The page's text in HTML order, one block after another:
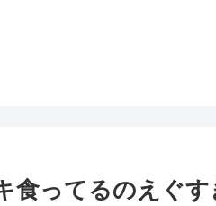
食ってるのえぐ